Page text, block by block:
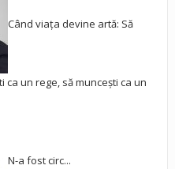
Când viața devine artă: Să
ca un rege, să muncești ca un
N-a fost circ...